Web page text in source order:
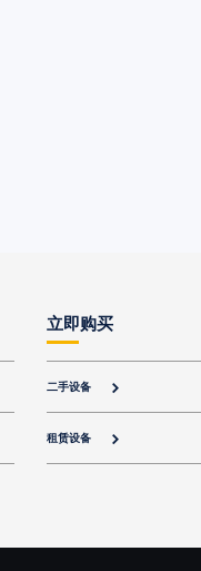
立即购买
二手设备 
租赁设备 